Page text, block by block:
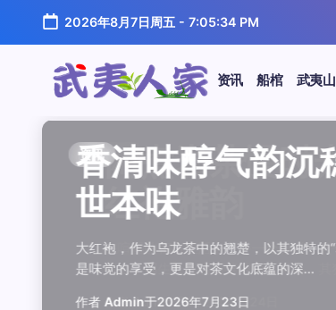
正
2026年8月7日周五- 7:05:35 PM
武
夷
资讯 船棺 武夷山
资讯
闲煮岩茶慢时
红袍雅韵
在喧嚣的都市生活中，寻一处静谧，
夷山，因生长在岩石缝隙中而得名，其
作者 Admin于2026年7月24日
资讯
香清味醇气韵
世本味
大红袍，作为乌龙茶中的翘楚，以其
是味觉的享受，更是对茶文化底蕴的深…
作者 Admin于2026年7月23日
资讯
汤水顺滑底蕴
温润质感
武夷水仙，作为乌龙茶中的经典品种
鉴这款茶，仿佛在品味一段悠长的岁月
作者 Admin于2026年7月22日
资讯
唇齿留香久久
独特魅力
武夷岩茶，素有“岩骨花香”之誉，而
其茶汤入口后，唇齿留香久久不散，令…
作者 Admin于2026年7月21日
资讯
岩韵浓淡各不
比品鉴
岩茶，作为乌龙茶中的瑰宝，以其独
山丹霞地貌中吸收岩石矿物精华后形成…
作者 Admin于2026年7月20日
资讯
观汤色赏叶底
大红袍
品鉴武夷岩茶，观汤色与赏叶底是关
汤色与叶底各具特色，折射出工艺与山
作者 Admin于2026年7月19日
资讯
闲煮岩茶慢时
红袍雅韵
在喧嚣的都市生活中，寻一处静谧，
夷山，因生长在岩石缝隙中而得名，其
作者 Admin于2026年7月24日
资讯
香清味醇气韵沉
世本味
大红袍，作为乌龙茶中的翘楚，以其独特
是味觉的享受，更是对茶文化底蕴的深…
作者 Admin于2026年7月23日
资讯汤水顺滑底蕴绵
温润质感
武夷水仙，作为乌龙茶中的经典品种，以其汤
鉴这款茶，仿佛在品味一段悠长的岁月，…
Admin于2026年7月22日
资讯唇齿留香久久不
独特魅力
武夷岩茶，素有“岩骨花香”之誉，而肉桂更是
其茶汤入口后，唇齿留香久久不散，令…
Admin于2026年7月21日
资讯岩韵浓淡各不同
比品鉴
岩茶，作为乌龙茶中的瑰宝，以其独特的“岩韵
山丹霞地貌中吸收岩石矿物精华后形成…
Admin于2026年7月20日
资讯观汤色赏叶底全
大红袍
品鉴武夷岩茶，观汤色与赏叶底是关键环节。
汤色与叶底各具特色，折射出工艺与山场…
Admin于2026年7月19日
资讯闲煮岩茶慢时光
红袍雅韵
在喧嚣的都市生活中，寻一处静谧，煮一壶岩
夷山，因生长在岩石缝隙中而得名，其独…
Admin于2026年7月24日
资讯香清味醇气韵沉
世本味
大红袍，作为乌龙茶中的翘楚，以其独特的“岩
是味觉的享受，更是对茶文化底蕴的深…
Admin于2026年7月23日
资讯汤水顺滑底蕴绵
温润质感
武夷水仙，作为乌龙茶中的经典品种，以其汤
鉴这款茶，仿佛在品味一段悠长的岁月，…
Admin于2026年7月22日
资讯唇齿留香久久不
独特魅力
武夷岩茶，素有“岩骨花香”之誉，而肉桂更是
其茶汤入口后，唇齿留香久久不散，令…
Admin于2026年7月21日
资讯岩韵浓淡各不同
比品鉴
岩茶，作为乌龙茶中的瑰宝，以其独特的“岩韵
山丹霞地貌中吸收岩石矿物精华后形成…
Admin于2026年7月20日
资讯观汤色赏叶底全
大红袍
品鉴武夷岩茶，观汤色与赏叶底是关键环节。
汤色与叶底各具特色，折射出工艺与山场…
Admin于2026年7月19日